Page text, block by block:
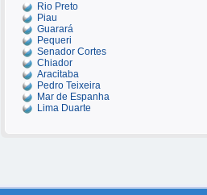
Rio Preto
Piau
Guarará
Pequeri
Senador Cortes
Chiador
Aracitaba
Pedro Teixeira
Mar de Espanha
Lima Duarte